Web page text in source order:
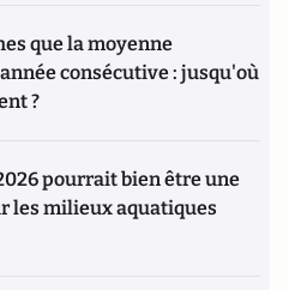
que la moyenne
consécutive : jusqu'où
?
pourrait bien être une
les milieux aquatiques